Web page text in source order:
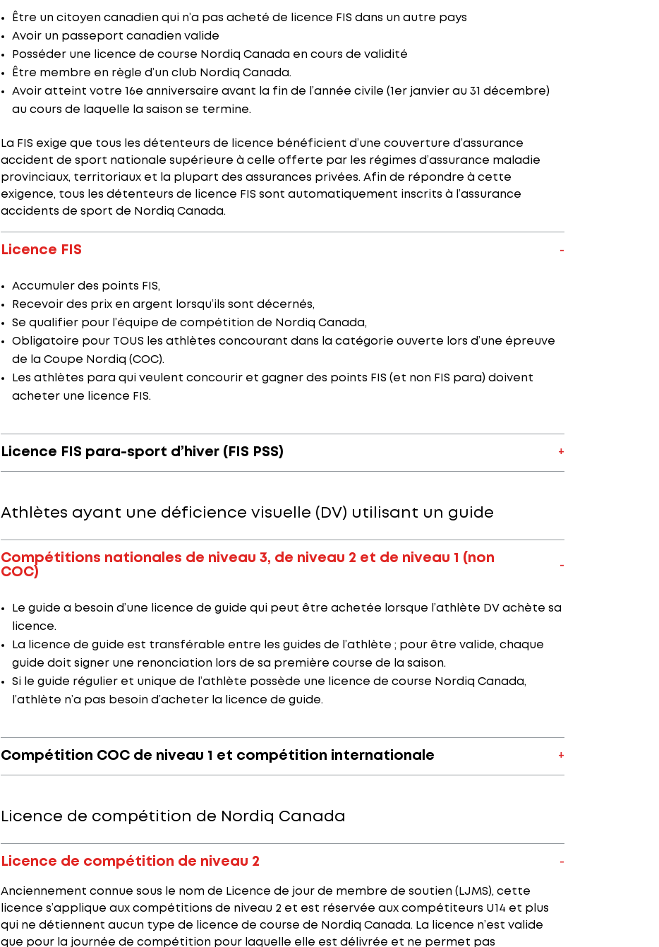
Être un citoyen canadien qui n’a pas acheté de licence FIS dans un autre pays
Avoir un passeport canadien valide
Posséder une licence de course Nordiq Canada en cours de validité
Être membre en règle d’un club Nordiq Canada.
Avoir atteint votre 16e anniversaire avant la fin de l’année civile (1er janvier au 31 décembre)
au cours de laquelle la saison se termine.
La FIS exige que tous les détenteurs de licence bénéficient d’une couverture d’assurance
accident de sport nationale supérieure à celle offerte par les régimes d’assurance maladie
provinciaux, territoriaux et la plupart des assurances privées. Afin de répondre à cette
exigence, tous les détenteurs de licence FIS sont automatiquement inscrits à l’assurance
accidents de sport de Nordiq Canada.
Licence FIS
Accumuler des points FIS,
Recevoir des prix en argent lorsqu’ils sont décernés,
Se qualifier pour l’équipe de compétition de Nordiq Canada,
Obligatoire pour TOUS les athlètes concourant dans la catégorie ouverte lors d’une épreuve
de la Coupe Nordiq (COC).
Les athlètes para qui veulent concourir et gagner des points FIS (et non FIS para) doivent
acheter une licence FIS.
Licence FIS para-sport d’hiver (FIS PSS)
Athlètes ayant une déficience visuelle (DV) utilisant un guide
Compétitions nationales de niveau 3, de niveau 2 et de niveau 1 (non
COC)
Le guide a besoin d’une licence de guide qui peut être achetée lorsque l’athlète DV achète sa
licence.
La licence de guide est transférable entre les guides de l’athlète ; pour être valide, chaque
guide doit signer une renonciation lors de sa première course de la saison.
Si le guide régulier et unique de l’athlète possède une licence de course Nordiq Canada,
l’athlète n’a pas besoin d’acheter la licence de guide.
Compétition COC de niveau 1 et compétition internationale
Licence de compétition de Nordiq Canada
Licence de compétition de niveau 2
Anciennement connue sous le nom de Licence de jour de membre de soutien (LJMS), cette
licence s’applique aux compétitions de niveau 2 et est réservée aux compétiteurs U14 et plus
qui ne détiennent aucun type de licence de course de Nordiq Canada. La licence n’est valide
que pour la journée de compétition pour laquelle elle est délivrée et ne permet pas